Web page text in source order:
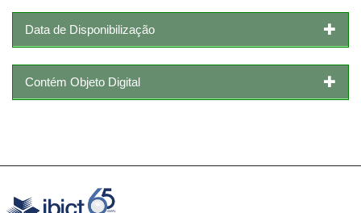
Data de Disponibilização
Contém Objeto Digital